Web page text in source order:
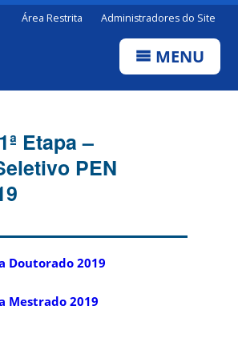
Área Restrita Administradores do Site
MENU
Etapa –
PEN
Doutorado 2019
Mestrado 2019